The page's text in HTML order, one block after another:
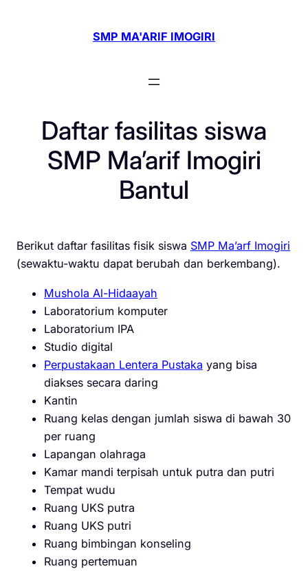
SMP MA'ARIF IMOGIRI
Daftar fasilitas siswa
SMP Ma’arif Imogiri
Bantul
Berikut daftar fasilitas fisik siswa SMP Ma’arf Imogiri
(sewaktu-waktu dapat berubah dan berkembang).
Mushola Al-Hidaayah
Laboratorium komputer
Laboratorium IPA
Studio digital
Perpustakaan Lentera Pustaka yang bisa
diakses secara daring
Kantin
Ruang kelas dengan jumlah siswa di bawah 30
per ruang
Lapangan olahraga
Kamar mandi terpisah untuk putra dan putri
Tempat wudu
Ruang UKS putra
Ruang UKS putri
Ruang bimbingan konseling
Ruang pertemuan